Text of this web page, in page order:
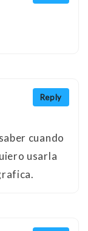
Reply
cuando
usarla